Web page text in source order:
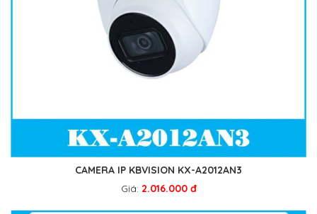
CAMERA IP KBVISION KX-A2012AN3
Giá: 2.016.000 đ